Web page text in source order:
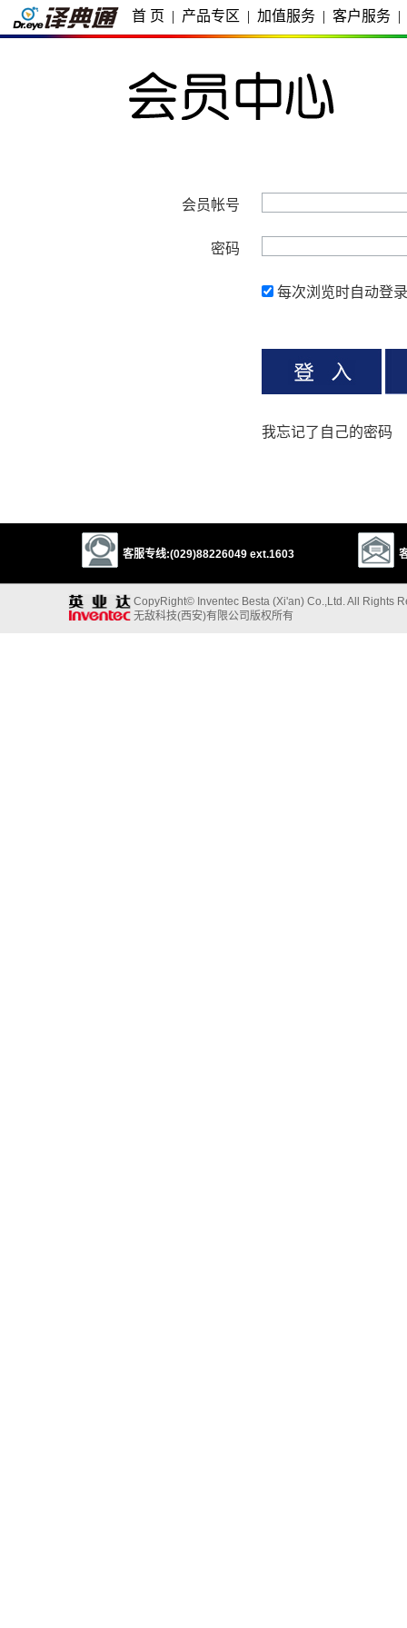
首 页 | 产品专区 | 加值服务 | 客户服务 |
会员帐号
密码
每次浏览时自动登录
我忘记了自己的密码
客服专线:(029)88226049 ext.1603
CopyRight© Inventec Besta (Xi'an) Co.,Ltd. All Rights
无敌科技(西安)有限公司版权所有